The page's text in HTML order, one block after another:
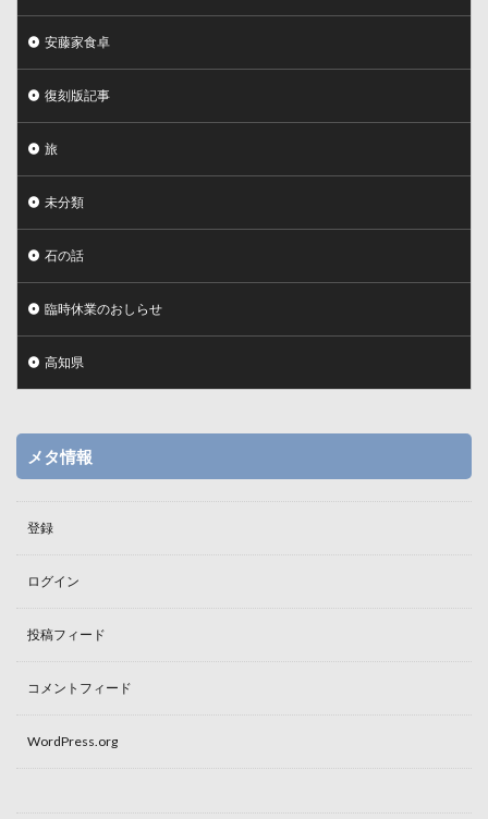
安藤家食卓
復刻版記事
旅
未分類
石の話
臨時休業のおしらせ
高知県
メタ情報
登録
ログイン
投稿フィード
コメントフィード
WordPress.org